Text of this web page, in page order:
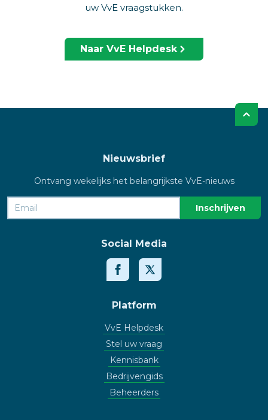
uw VvE vraagstukken.
Naar VvE Helpdesk
Nieuwsbrief
Ontvang wekelijks het belangrijkste VvE-nieuws
Social Media
Platform
VvE Helpdesk
Stel uw vraag
Kennisbank
Bedrijvengids
Beheerders